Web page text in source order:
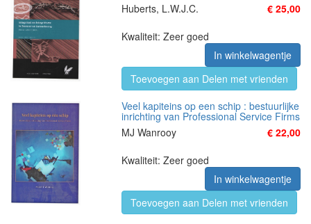
Huberts, L.W.J.C.
€ 25,00
Kwaliteit: Zeer goed
In winkelwagentje
Toevoegen aan Delen met vrienden
Veel kapiteins op een schip : bestuurlijke
inrichting van Professional Service Firms
MJ Wanrooy
€ 22,00
Kwaliteit: Zeer goed
In winkelwagentje
Toevoegen aan Delen met vrienden